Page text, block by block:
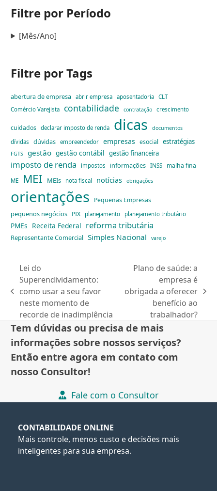
Filtre por Período
[Mês/Ano]
Filtre por Tags
abertura de empresa abrir empresa aposentadoria
CLT
Comércio Varejista
contabilidade contratação crescimento
cuidados declarar imposto de renda dicas documentos
dívidas dúvidas empreendedor empresas esocial estratégias
FGTS gestão gestão contábil gestão financeira
imposto de renda impostos informações INSS malha fina
ME MEI MEIs nota fiscal notícias obrigações
orientações Pequenas Empresas
pequenos negócios PIX planejamento planejamento tributário
PMEs Receita Federal reforma tributária
Representante Comercial Simples Nacional varejo
previous
post:
Lei do
Superendividamento:
como usar a seu favor
neste momento de
recorde de inadimplência
next
Plano de saúde: a
empresa é
obrigada a oferecer
benefício ao
trabalhador?
Tem dúvidas ou precisa de mais
informações sobre nossos serviços?
Então entre agora em contato com
nosso Consultor!
Fale com o Consultor
CONTABILIDADE ONLINE
Mais controle, menos custo e decisões mais
inteligentes para sua empresa.